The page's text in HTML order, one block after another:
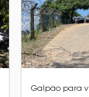
Galpão para